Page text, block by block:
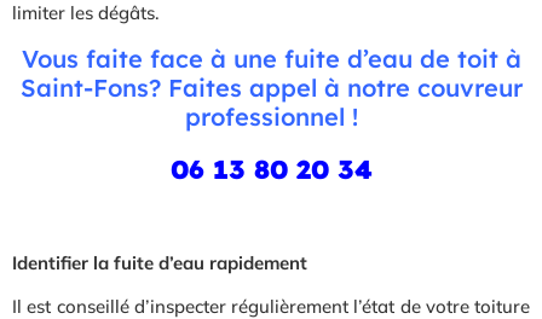
limiter les dégâts.
Vous faite face à une fuite d’eau de toit à
Saint-Fons? Faites appel à notre couvreur
professionnel !
06 13 80 20 34
Identifier la fuite d’eau rapidement
Il est conseillé d’inspecter régulièrement l’état de votre toiture